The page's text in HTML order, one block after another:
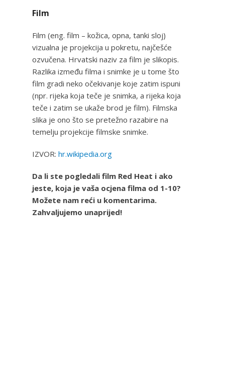
Film
Film (eng. film – kožica, opna, tanki sloj)
vizualna je projekcija u pokretu, najčešće
ozvučena. Hrvatski naziv za film je slikopis.
Razlika između filma i snimke je u tome što
film gradi neko očekivanje koje zatim ispuni
(npr. rijeka koja teče je snimka, a rijeka koja
teče i zatim se ukaže brod je film). Filmska
slika je ono što se pretežno razabire na
temelju projekcije filmske snimke.
IZVOR: hr.wikipedia.org
Da li ste pogledali film Red Heat i ako
jeste, koja je vaša ocjena filma od 1-10?
Možete nam reći u komentarima.
Zahvaljujemo unaprijed!